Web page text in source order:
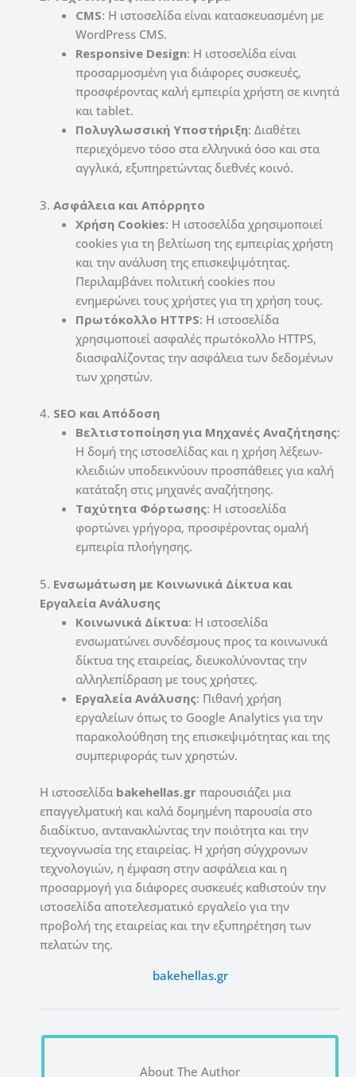
CMS: Η ιστοσελίδα είναι κατασκευασμένη με
WordPress CMS.
Responsive Design: Η ιστοσελίδα είναι
προσαρμοσμένη για διάφορες συσκευές,
προσφέροντας καλή εμπειρία χρήστη σε κινητά
και tablet.
Πολυγλωσσική Υποστήριξη: Διαθέτει
περιεχόμενο τόσο στα ελληνικά όσο και στα
αγγλικά, εξυπηρετώντας διεθνές κοινό.
3. Ασφάλεια και Απόρρητο
Χρήση Cookies: Η ιστοσελίδα χρησιμοποιεί
cookies για τη βελτίωση της εμπειρίας χρήστη
και την ανάλυση της επισκεψιμότητας.
Περιλαμβάνει πολιτική cookies που
ενημερώνει τους χρήστες για τη χρήση τους.
Πρωτόκολλο HTTPS: Η ιστοσελίδα
χρησιμοποιεί ασφαλές πρωτόκολλο HTTPS,
διασφαλίζοντας την ασφάλεια των δεδομένων
των χρηστών.
4. SEO και Απόδοση
Βελτιστοποίηση για Μηχανές Αναζήτησης:
Η δομή της ιστοσελίδας και η χρήση λέξεων-
κλειδιών υποδεικνύουν προσπάθειες για καλή
κατάταξη στις μηχανές αναζήτησης.
Ταχύτητα Φόρτωσης: Η ιστοσελίδα
φορτώνει γρήγορα, προσφέροντας ομαλή
εμπειρία πλοήγησης.
5. Ενσωμάτωση με Κοινωνικά Δίκτυα και
Εργαλεία Ανάλυσης
Κοινωνικά Δίκτυα: Η ιστοσελίδα
ενσωματώνει συνδέσμους προς τα κοινωνικά
δίκτυα της εταιρείας, διευκολύνοντας την
αλληλεπίδραση με τους χρήστες.
Εργαλεία Ανάλυσης: Πιθανή χρήση
εργαλείων όπως το Google Analytics για την
παρακολούθηση της επισκεψιμότητας και της
συμπεριφοράς των χρηστών.
Η ιστοσελίδα bakehellas.gr παρουσιάζει μια
επαγγελματική και καλά δομημένη παρουσία στο
διαδίκτυο, αντανακλώντας την ποιότητα και την
τεχνογνωσία της εταιρείας. Η χρήση σύγχρονων
τεχνολογιών, η έμφαση στην ασφάλεια και η
προσαρμογή για διάφορες συσκευές καθιστούν την
ιστοσελίδα αποτελεσματικό εργαλείο για την
προβολή της εταιρείας και την εξυπηρέτηση των
πελατών της.
bakehellas.gr
About The Author